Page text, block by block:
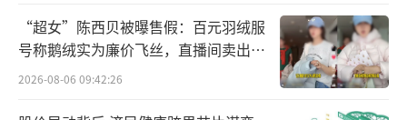
“超女”陈西贝被曝售假：百元羽绒服
号称鹅绒实为廉价飞丝，直播间卖出超
百万元
2026-08-06 09:42:26